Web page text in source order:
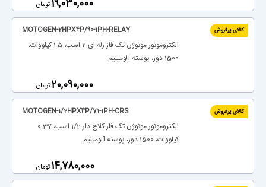
‎19,030,000 تومان
کالای پرفروش MOTOGEN-2HPX4P/90-1PH-RELAY
الکتروموتور موتوژن تک فاز رله ای 2 اسب، 1.5 کیلووات،
1500 دور، پوسته آلومینیم
‎20,090,000 تومان
کالای پرفروش MOTOGEN-1/2HPX4P/71-1PH-CRS
الکتروموتور موتوژن تک فاز کلاچ دار 1/2 اسب، 0.37
کیلووات، 1500 دور، پوسته آلومینیم
‎14,780,000 تومان